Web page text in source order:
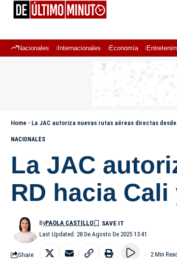
Nacionales Internacionales Economía
Home - La JAC autoriza nuevas rutas aéreas directas desde
NACIONALES
La JAC
RD hacia
Last Updated: 28 De Agosto De 2025 13:41
ByPAOLA CASTILLO
Share 2 Min Read